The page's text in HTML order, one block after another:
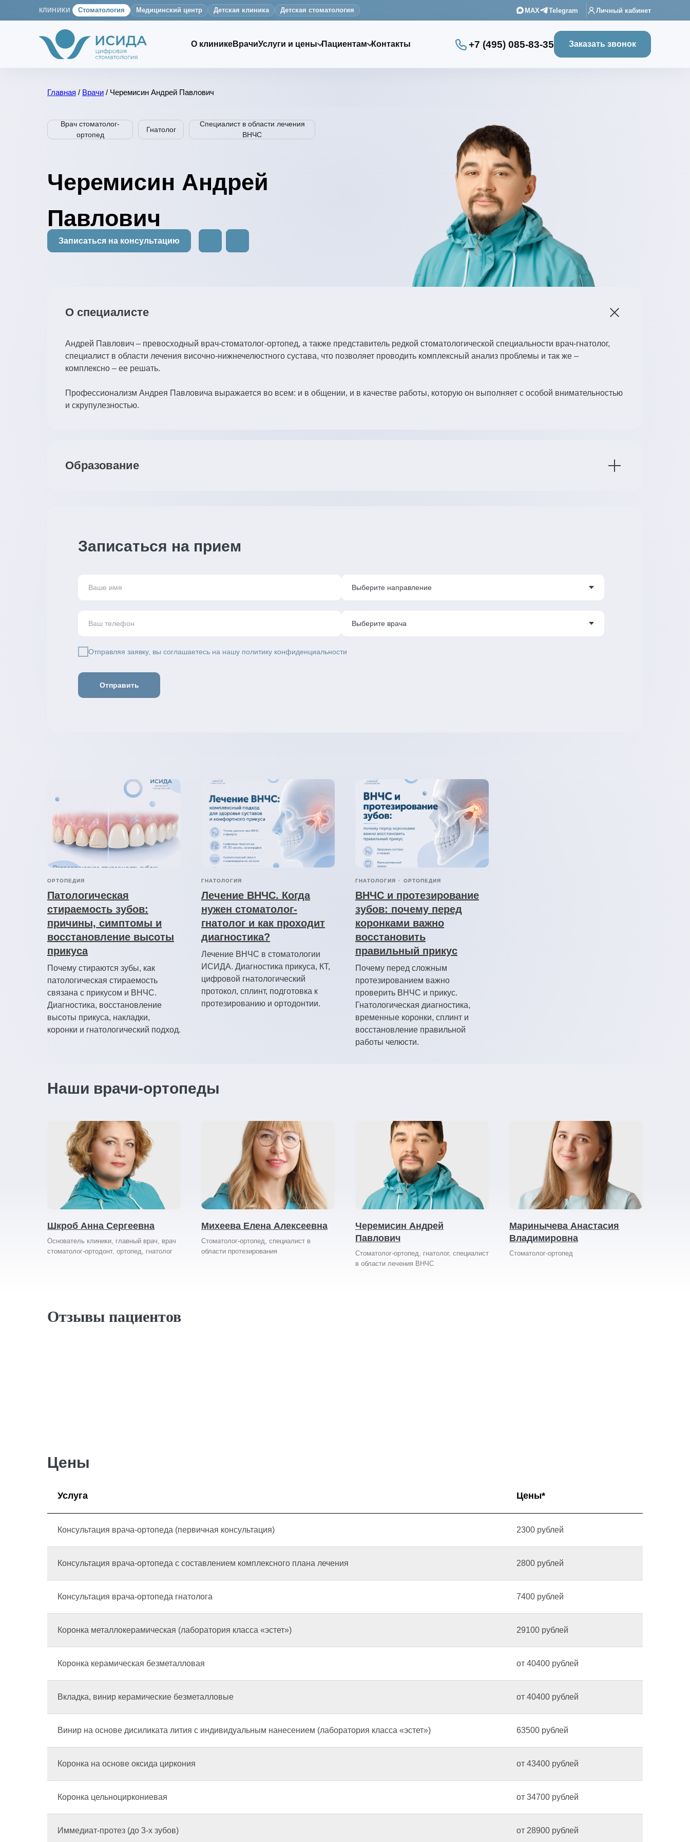
КЛИНИКИ Стоматология Медицинский центр Детская клиника Детская стоматология MAX Telegram Личный кабинет
О клиникеВрачиУслуги и цены Пациентам Контакты +7 (495) 085-83-35 Заказать звонок
Главная / Врачи / Черемисин Андрей Павлович
Черемисин Андрей
Павлович
Специалист в области лечения
ВНЧС
Врач стоматолог-
ортопед
Гнатолог
Записаться на консультацию
О специалисте
Андрей Павлович – превосходный врач-стоматолог-ортопед, а также представитель редкой стоматологической специальности врач-гнатолог,
специалист в области лечения височно-нижнечелюстного сустава, что позволяет проводить комплексный анализ проблемы и так же –
комплексно – ее решать.
Профессионализм Андрея Павловича выражается во всем: и в общении, и в качестве работы, которую он выполняет с особой внимательностью
и скрупулезностью.
Образование
Записаться на прием
Отправляя заявку, вы соглашаетесь на нашу политику конфиденциальности
Отправить
ОРТОПЕДИЯ
Патологическая
стираемость зубов:
причины, симптомы и
восстановление высоты
прикуса
Почему стираются зубы, как
патологическая стираемость
связана с прикусом и ВНЧС.
Диагностика, восстановление
высоты прикуса, накладки,
коронки и гнатологический подход.
ГНАТОЛОГИЯ
Лечение ВНЧС. Когда
нужен стоматолог-
гнатолог и как проходит
диагностика?
Лечение ВНЧС в стоматологии
ИСИДА. Диагностика прикуса, КТ,
цифровой гнатологический
протокол, сплинт, подготовка к
протезированию и ортодонтии.
ГНАТОЛОГИЯ ОРТОПЕДИЯ
ВНЧС и протезирование
зубов: почему перед
коронками важно
восстановить
правильный прикус
Почему перед сложным
протезированием важно
проверить ВНЧС и прикус.
Гнатологическая диагностика,
временные коронки, сплинт и
восстановление правильной
работы челюсти.
Наши врачи-ортопеды
Шкроб Анна Сергеевна
Основатель клиники, главный врач, врач
стоматолог-ортодонт, ортопед, гнатолог
Михеева Елена Алексеевна
Стоматолог-ортопед, специалист в
области протезирования
Черемисин Андрей
Павлович
Стоматолог-ортопед, гнатолог, специалист
в области лечения ВНЧС
Маринычева Анастасия
Владимировна
Стоматолог-ортопед
Отзывы пациентов
Цены
Услуга Цены*
Консультация врача-ортопеда (первичная консультация) 2300 рублей
Консультация врача-ортопеда с составлением комплексного плана лечения 2800 рублей
Консультация врача-ортопеда гнатолога 7400 рублей
Коронка металлокерамическая (лаборатория класса «эстет») 29100 рублей
Коронка керамическая безметалловая от 40400 рублей
Вкладка, винир керамические безметалловые от 40400 рублей
Винир на основе дисиликата лития с индивидуальным нанесением (лаборатория класса «эстет») 63500 рублей
Коронка на основе оксида циркония от 43400 рублей
Коронка цельноциркониевая от 34700 рублей
Иммедиат-протез (до 3-х зубов) от 28900 рублей